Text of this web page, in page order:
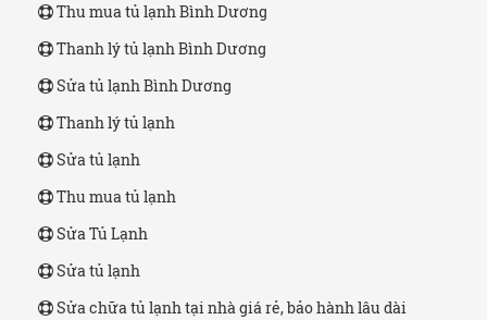
Thu mua tủ lạnh Bình Dương
Thanh lý tủ lạnh Bình Dương
Sửa tủ lạnh Bình Dương
Thanh lý tủ lạnh
Sửa tủ lạnh
Thu mua tủ lạnh
Sửa Tủ Lạnh
Sửa tủ lạnh
Sửa chữa tủ lạnh tại nhà giá rẻ, bảo hành lâu dài